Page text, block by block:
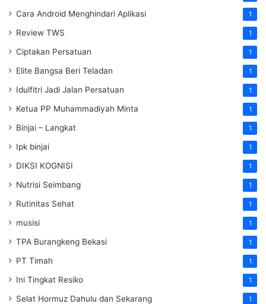
Cara Android Menghindari Aplikasi 1
Review TWS 1
Ciptakan Persatuan 1
Elite Bangsa Beri Teladan 1
Idulfitri Jadi Jalan Persatuan 1
Ketua PP Muhammadiyah Minta 1
Binjai – Langkat 1
Ipk binjai 1
DIKSI KOGNISI 1
Nutrisi Seimbang 1
Rutinitas Sehat 1
musisi 1
TPA Burangkeng Bekasi 1
PT Timah 1
Ini Tingkat Resiko 1
Selat Hormuz Dahulu dan Sekarang 1